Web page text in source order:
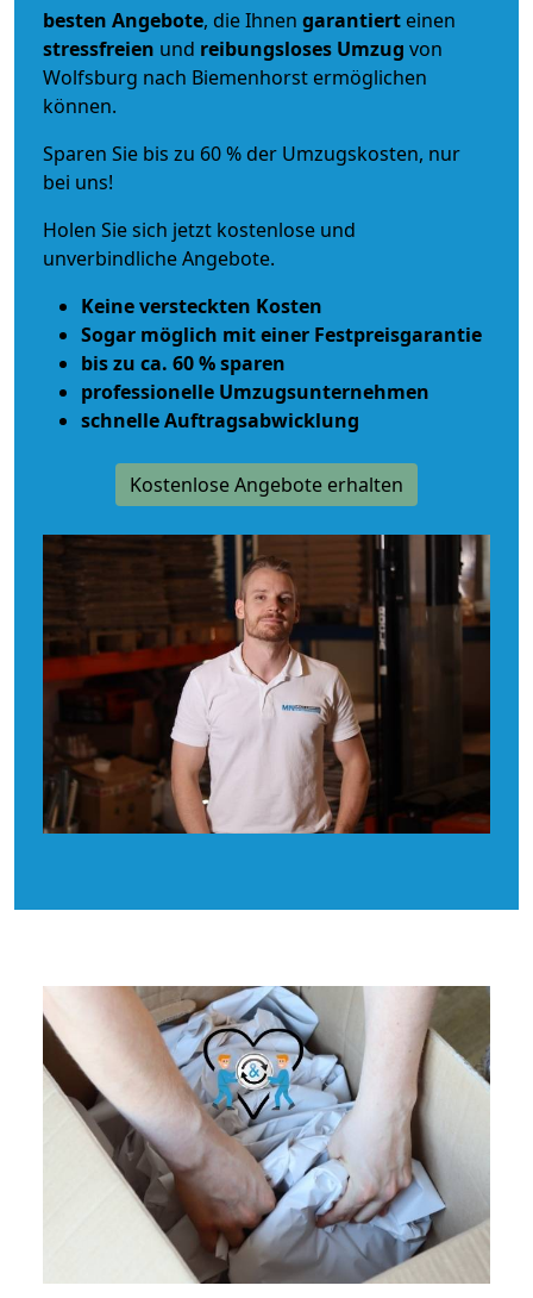
besten Angebote, die Ihnen garantiert einen
stressfreien und reibungsloses Umzug von
Wolfsburg nach Biemenhorst ermöglichen
können.
Sparen Sie bis zu 60 % der Umzugskosten, nur
bei uns!
Holen Sie sich jetzt kostenlose und
unverbindliche Angebote.
Keine versteckten Kosten
Sogar möglich mit einer Festpreisgarantie
bis zu ca. 60 % sparen
professionelle Umzugsunternehmen
schnelle Auftragsabwicklung
Kostenlose Angebote erhalten